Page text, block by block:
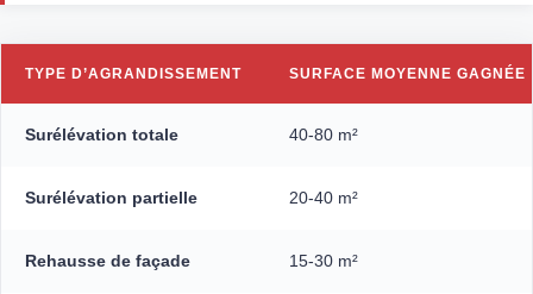
TYPE D’AGRANDISSEMENT SURFACE MOYENNE GAGNÉE
Surélévation totale 40-80 m²
Surélévation partielle 20-40 m²
Rehausse de façade 15-30 m²